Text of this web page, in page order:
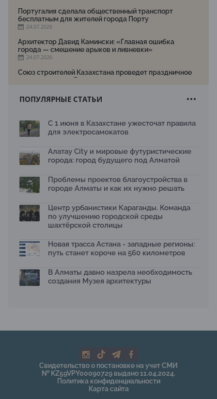
Португалия сделала общественный транспорт
бесплатным для жителей города Порту
24.07.2026
Архитектор Давид Камински: «Главная ошибка
города — смешение арыков и ливневки»
24.07.2026
Союз строителей Казахстана проведет праздничное
мероприятие ко Дню строителя
Новый Строительный кодекс: что изменилось для
17.07.2026
рободоставки в Астане
15.07.2026
2026 принимает заявки до 31 июля
13.07.2026
темой новой выставки в «Целинном»
13.07.2026
Қазақстан»: воспитанники подарили вторую жизнь
отходам
08.07.2026
Ко Дню столицы в Нуре благоустроили шесть
общественных пространств
06.07.2026
МЧС усилило мониторинг рек и моренных озер после
На общественных слушаниях представили
экологическую стратегию развития Алматы до 2040
ПОПУЛЯРНЫЕ СТАТЬИ
С 1 июня в Казахстане ужесточат правила
для электросамокатов
Алатау City и мировые футуристические
города: город будущего под Алматой
Проблемы проектов благоустройства в
городе Алматы и как их нужно решать
Центр урбанистики Караганды. Команда
по улучшению городской среды
шахтёрской столицы
Новая трасса Астана - западные регионы:
путь станет короче на 560 километров
В Алматы давно назрела необходимость
создания Музея архитектуры
Свидетельство о постановке на учет СМИ
№ KZ59VPY00090729 выдано 11.04.2024.
Политика конфиденциальности
Карта сайта